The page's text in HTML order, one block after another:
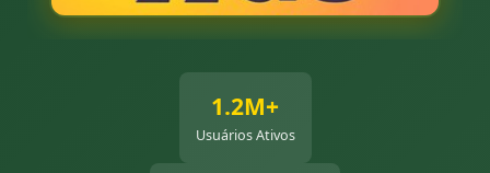
1.2M+
Usuários Ativos